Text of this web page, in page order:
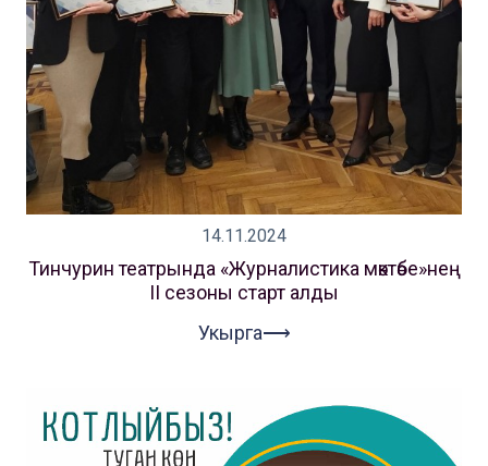
14.11.2024
Тинчурин театрында «Журналистика мәктәбе»нең
II сезоны старт алды
Укырга⟶